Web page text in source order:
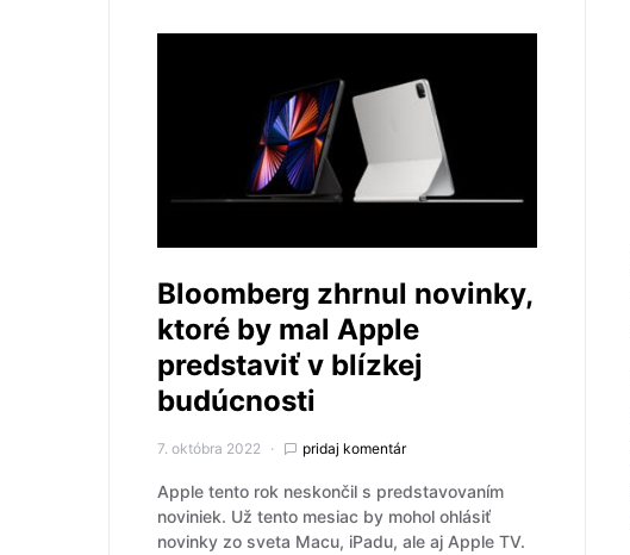
Bloomberg zhrnul novinky,
ktoré by mal Apple
predstaviť v blízkej
budúcnosti
7. októbra 2022 pridaj komentár
Apple tento rok neskončil s predstavovaním
noviniek. Už tento mesiac by mohol ohlásiť
novinky zo sveta Macu, iPadu, ale aj Apple TV.